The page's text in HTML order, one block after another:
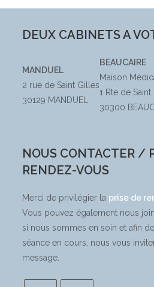
DEUX CABINETS A
MANDUEL
2 rue de Saint Gilles
30129 MANDUEL
BEAUCAIRE
Maison
1 Rte de Saint
30300
NOUS CONTACTER /
RENDEZ-VOUS
Merci de privilégier la prise de
Vous pouvez également nous
si nous sommes en soin et afin
séance en cours, nous vous
message.